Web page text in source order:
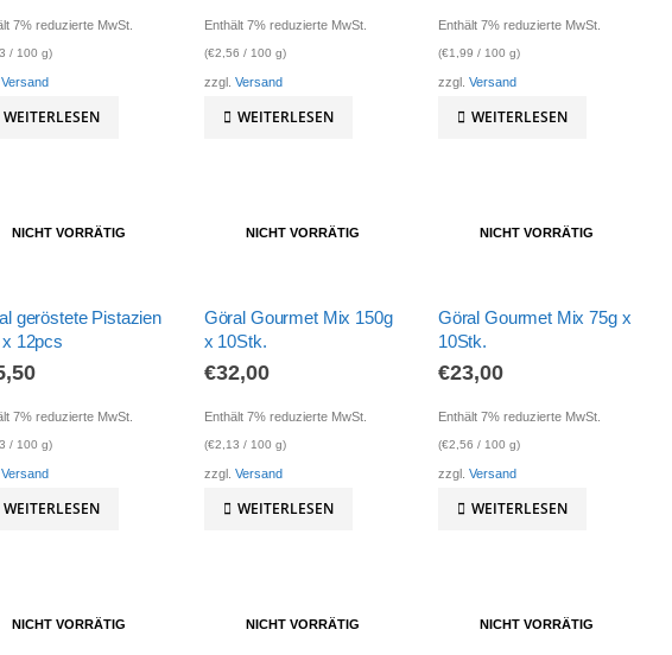
7% reduzierte MwSt.
/ 100 g)
Versand
WEITERLESEN
Enthält 7% reduzierte MwSt.
(€2,56 / 100 g)
zzgl. Versand
WEITERLESEN
Enthält 7% reduzierte MwSt.
(€1,99 / 100 g)
zzgl. Versand
WEITERLESEN
NICHT VORRÄTIG
geröstete Pistazien
12pcs
7% reduzierte MwSt.
/ 100 g)
Versand
WEITERLESEN
NICHT VORRÄTIG
Göral Gourmet Mix 150g
x 10Stk.
€32,00
Enthält 7% reduzierte MwSt.
(€2,13 / 100 g)
zzgl. Versand
WEITERLESEN
NICHT VORRÄTIG
Göral Gourmet Mix 75g x
10Stk.
€23,00
Enthält 7% reduzierte MwSt.
(€2,56 / 100 g)
zzgl. Versand
WEITERLESEN
NICHT VORRÄTIG NICHT VORRÄTIG NICHT VORRÄTIG